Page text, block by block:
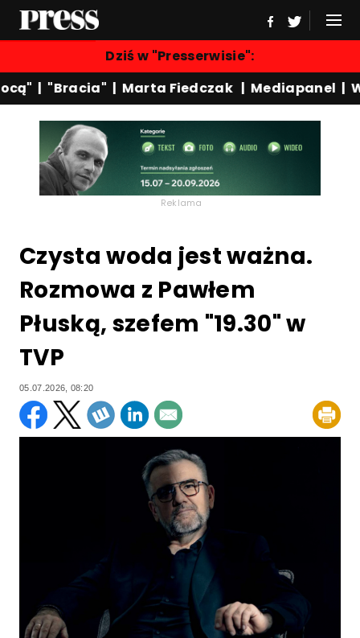
Dziś w "Presserwisie":
|"Bracia"|Marta Fiedczak|Mediapanel|
Reklama
Czysta woda jest ważna.
Rozmowa z Pawłem
Płuską, szefem "19.30" w
TVP
05.07.2026, 08:20